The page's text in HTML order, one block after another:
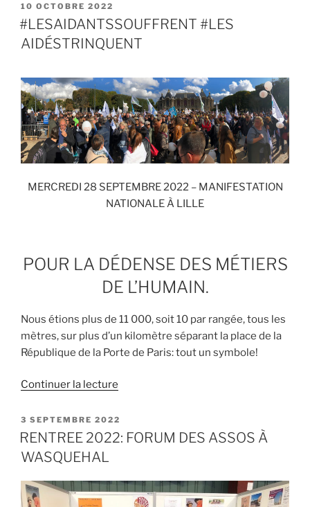
D’AUTISME
RESSOURCES
23&24/09/2022 »
PUBLIÉ
LE
10 OCTOBRE 2022
#LESAIDANTSSOUFFRENT #LES
AIDÉSTRINQUENT
MERCREDI 28 SEPTEMBRE 2022 – MANIFESTATION
NATIONALE À LILLE
POUR LA DÉDENSE DES MÉTIERS
DE L’HUMAIN.
Nous étions plus de 11 000, soit 10 par rangée, tous les
mètres, sur plus d’un kilomètre séparant la place de la
République de la Porte de Paris: tout un symbole!
Continuer la lecture
#LES
AIDÉSTRINQUENT »
PUBLIÉ
LE
3 SEPTEMBRE 2022
RENTREE 2022: FORUM DES ASSOS À
WASQUEHAL